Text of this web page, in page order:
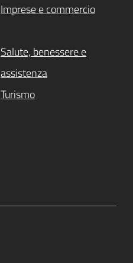
Imprese e commercio
Salute, benessere e
assistenza
Turismo